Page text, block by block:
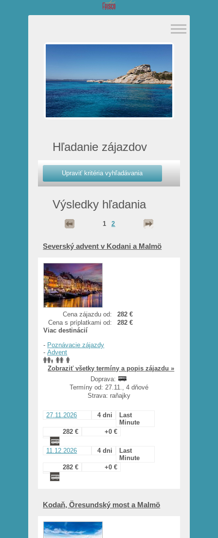
Hľadanie zájazdov
Výsledky hľadania
1 2
Severský advent v Kodani a Malmö
Cena zájazdu od:
282 €
Cena s príplatkami od:
282 €
Viac destinácií
- Poznávacie zájazdy
-Advent
Zobraziť všetky termíny a popis zájazdu »
Doprava:
Termíny od: 27.11., 4 dňové
Strava: raňajky
27.11.2026 4 dni
Last
Minute
282 €
+0 €
11.12.2026 4 dni
Last
Minute
282 €
+0 €
Kodaň, Öresundský most a Malmö